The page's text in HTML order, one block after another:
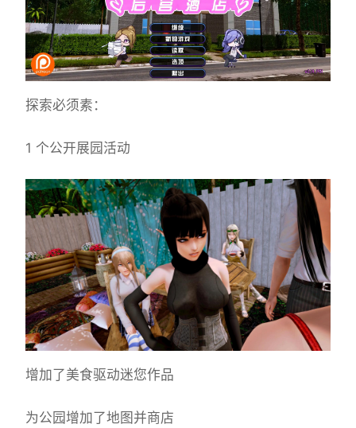
探索必须素：
1 个公开展园活动
增加了美食驱动迷您作品
为公园增加了地图并商店